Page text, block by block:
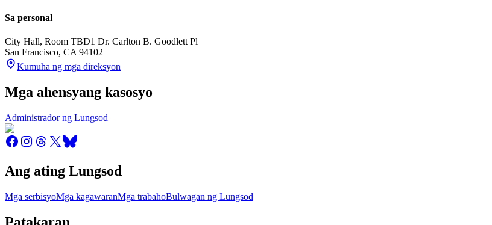
Sa personal
City Hall, Room TBD1 Dr. Carlton B. Goodlett Pl
San Francisco, CA 94102
Kumuha ng mga direksyon
Mga ahensyang kasosyo
Administrador ng Lungsod
Ang ating Lungsod
Mga serbisyoMga kagawaranMga trabahoBulwagan ng Lungsod